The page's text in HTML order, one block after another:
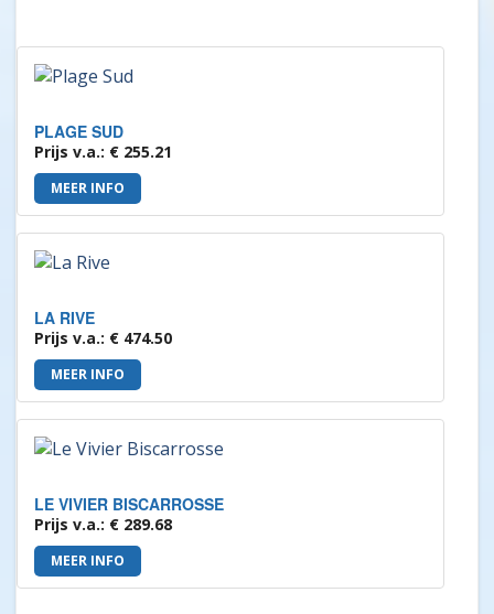
PLAGE SUD
Prijs v.a.: € 255.21
MEER INFO
LA RIVE
Prijs v.a.: € 474.50
MEER INFO
LE VIVIER BISCARROSSE
Prijs v.a.: € 289.68
MEER INFO